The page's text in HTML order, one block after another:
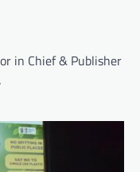
in Chief & Publisher